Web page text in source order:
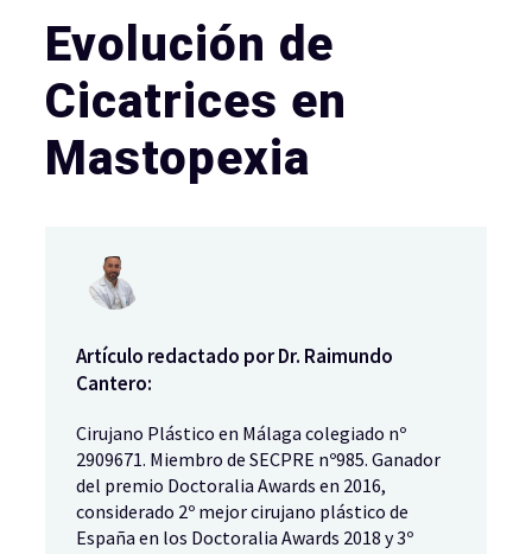
Evolución de
Cicatrices en
Mastopexia
Artículo redactado por Dr. Raimundo
Cantero:
Cirujano Plástico en Málaga colegiado nº
2909671. Miembro de SECPRE nº985. Ganador
del premio Doctoralia Awards en 2016,
considerado 2º mejor cirujano plástico de
España en los Doctoralia Awards 2018 y 3º